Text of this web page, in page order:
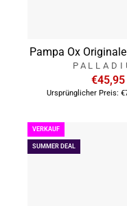
Pampa Ox
€45,95
Ursprünglicher Preis:
SUMMER DEAL
VERKAUF